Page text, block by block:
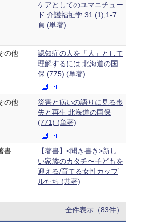
ケアとしてのユマニチュー
ド 介護福祉学 31 (1),1-7
頁 (単著)
の他
認知症の人を「人」として
理解するには 北海道の国
保 (775) (単著)
の他
災害と病いの語りに見る喪
失と再生 北海道の国保
(771) (単著)
書
【著書】<聞き書き>新し
い家族のカタチ〜子どもを
迎える/育てる女性カップ
ルたち (共著)
全件表示（83件）